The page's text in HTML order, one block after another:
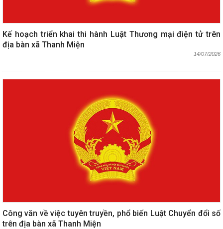
Kế hoạch triển khai thi hành Luật Thương mại điện tử trên
địa bàn xã Thanh Miện
14/07/2026
Công văn về việc tuyên truyền, phổ biến Luật Chuyển đổi số
trên địa bàn xã Thanh Miện